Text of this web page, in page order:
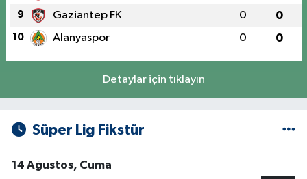
9 Gaziantep FK 0 0
10 Alanyaspor 0 0
Detaylar için tıklayın
Süper Lig Fikstür
14 Ağustos, Cuma